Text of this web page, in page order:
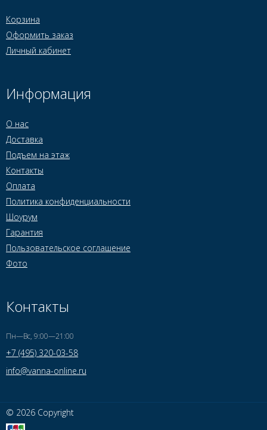
Корзина
Оформить заказ
Личный кабинет
Информация
О нас
Доставка
Подъем на этаж
Контакты
Оплата
Политика конфиденциальности
Шоурум
Гарантия
Пользовательское соглашение
Фото
Контакты
Пн—Вс, 9:00—21:00
+7 (495) 320-03-58
info@vanna-online.ru
© 2026 Copyright